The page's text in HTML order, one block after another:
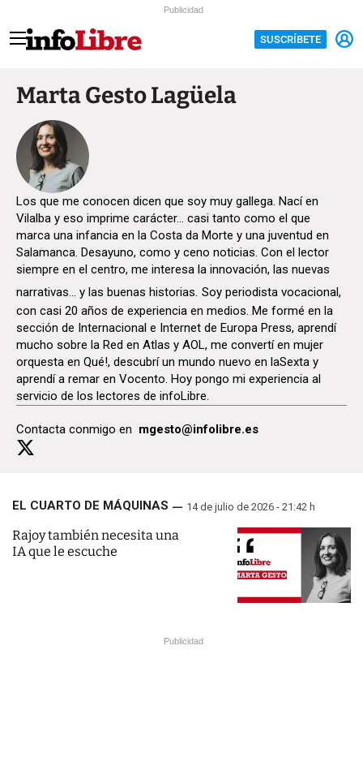
Publicidad
SUSCRÍBETE
Marta Gesto Lagüela
Los que me conocen dicen que soy muy gallega. Nací en
Vilalba y eso imprime carácter... casi tanto como el que
marca una infancia en la Costa da Morte y una juventud en
Salamanca. Desayuno, como y ceno noticias. Con el lector
siempre en el centro, me interesa la innovación, las nuevas
narrativas... y las buenas historias. Soy periodista vocacional,
con casi 20 años de experiencia en medios. Me formé en la
sección de Internacional e Internet de Europa Press, aprendí
mucho sobre la Red en Atlas y AOL, me convertí en mujer
orquesta en Qué!, descubrí un mundo nuevo en laSexta y
aprendí a remar en Vocento. Hoy pongo mi experiencia al
servicio de los lectores de infoLibre.
Contacta conmigo en mgesto@infolibre.es
EL CUARTO DE MÁQUINAS 14 de julio de 2026 - 21:42 h
Rajoy también necesita una
IA que le escuche
Publicidad